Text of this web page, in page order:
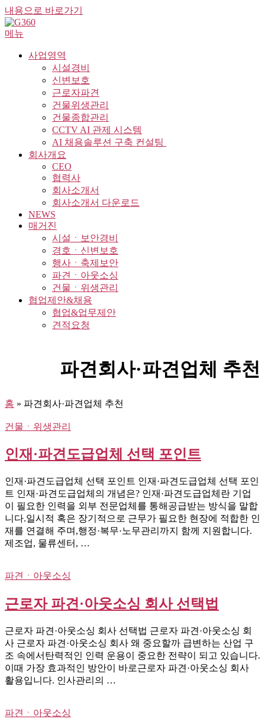
내용으로 바로가기
메뉴
사업영역
시설경비
신변보호
근로자파견
건물위생관리
건물종합관리
CCTV AI 관제 시스템
AI 채용솔루션 구축 컨설팅 ​
회사개요
CEO
협력사
회사소개서
회사소개서 다운로드
NEWS
매거진
시설ㆍ보안경비
경호ㆍ신변보호
행사ㆍ축제보안
파견ㆍ아웃소싱
건물ㆍ위생관리
협업제안&채용
협업&업무제안
견적요청
파견회사·파견업체 추천
홈 » 파견회사·파견업체 추천
건물ㆍ위생관리
인재·파견도급업체 선택 포인트
인재·파견도급업체 선택 포인트 인재·파견도급업체 선택 포인
트 인재·파견도급업체의 개념은? 인재·파견도급업체란 기업
이 필요한 인력을 외부 전문업체를 통해공급받는 방식을 말합
니다.일시적 혹은 장기적으로 근무가 필요한 현장에 적합한 인
재를 연결해 주며,행정·복무·노무관리까지 함께 지원합니다.
제조업, 물류센터, …
파견ㆍ아웃소싱
근로자 파견·아웃소싱 회사 선택법
근로자 파견·아웃소싱 회사 선택법 근로자 파견·아웃소싱 회
사 근로자 파견·아웃소싱 회사 왜 중요할까 급변하는 산업 구
조 속에서탄력적인 인력 운용이 중요한 전략이 되고 있습니다.
이때 가장 효과적인 방안이 바로근로자 파견·아웃소싱 회사
활용입니다. 인사관리의 …
파견ㆍ아웃소싱